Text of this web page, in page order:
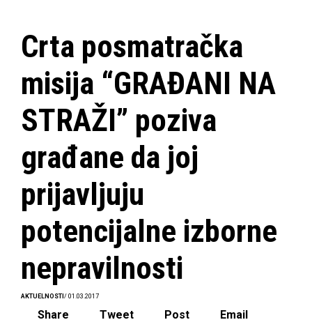
Crta posmatračka
misija “GRAĐANI NA
STRAŽI” poziva
građane da joj
prijavljuju
potencijalne izborne
nepravilnosti
AKTUELNOSTI / 01.03.2017
Share Tweet Post Email